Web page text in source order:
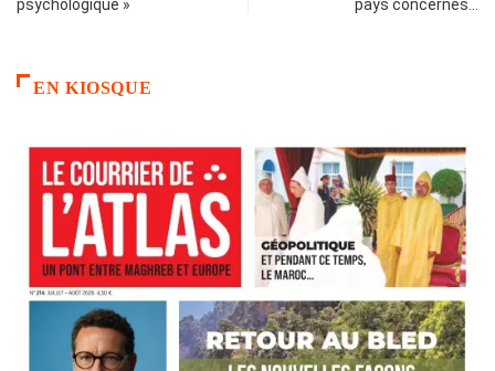
psychologique »
pays concernés…
EN KIOSQUE